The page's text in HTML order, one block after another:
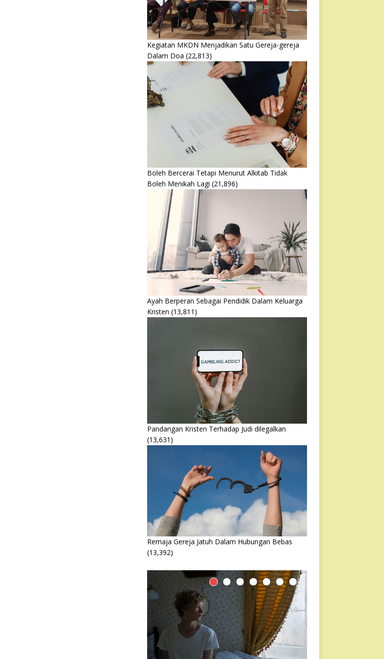
Kegiatan MKDN Menjadikan Satu Gereja-gereja
Dalam Doa (22,813)
Boleh Bercerai Tetapi Menurut Alkitab Tidak
Boleh Menikah Lagi (21,896)
Ayah Berperan Sebagai Pendidik Dalam Keluarga
Kristen (13,811)
Pandangan Kristen Terhadap Judi dilegalkan
(13,631)
Remaja Gereja Jatuh Dalam Hubungan Bebas
(13,392)